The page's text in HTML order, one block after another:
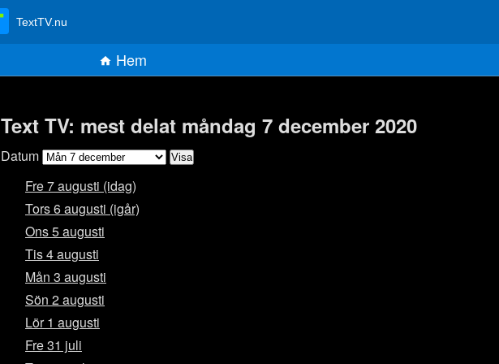
Text TV: mest delat måndag 7 december 2020
Datum
Fre 7 augusti (idag)
Tors 6 augusti (igår)
Ons 5 augusti
Tis 4 augusti
Mån 3 augusti
Sön 2 augusti
Lör 1 augusti
Fre 31 juli
TextTV.nu
Hem